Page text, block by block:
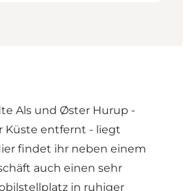
Als und Øster Hurup -
Küste entfernt - liegt
findet ihr neben einem
auch einen sehr
in ruhiger